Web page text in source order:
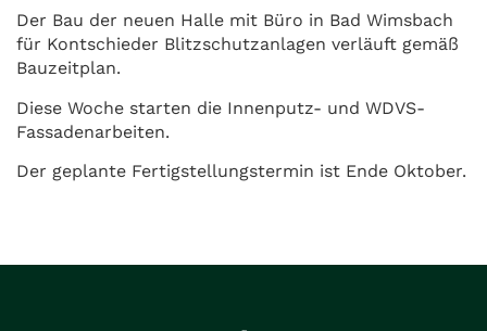
Der Bau der neuen Halle mit Büro in Bad Wimsbach
für Kontschieder Blitzschutzanlagen verläuft gemäß
Bauzeitplan.
Diese Woche starten die Innenputz- und WDVS-
Fassadenarbeiten.
Der geplante Fertigstellungstermin ist Ende Oktober.